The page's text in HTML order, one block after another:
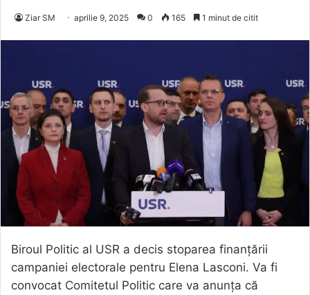
Ziar SM aprilie 9, 2025 0 165 1 minut de citit
Biroul Politic al USR a decis stoparea finanțării
campaniei electorale pentru Elena Lasconi. Va fi
convocat Comitetul Politic care va anunța că